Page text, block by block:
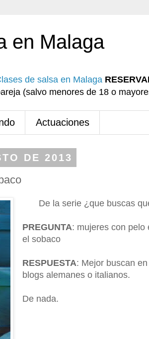
en Malaga
de salsa en Malaga
(salvo menores de 18 o
Actuaciones
DE 2013
De la serie ¿que buscas
PREGUNTA: mujeres con pelo
el sobaco
RESPUESTA: Mejor buscan en
blogs alemanes o italianos.
De nada.